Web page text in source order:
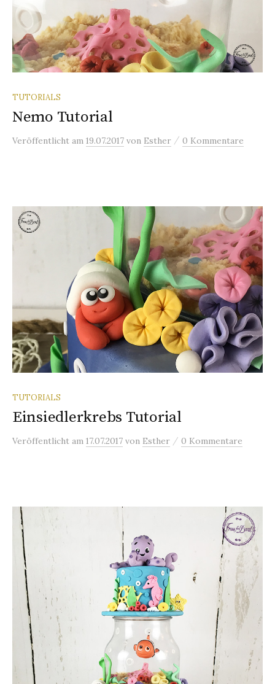
TUTORIALS
Nemo Tutorial
Veröffentlicht am 19.07.2017 von Esther / 0 Kommentare
TUTORIALS
Einsiedlerkrebs Tutorial
Veröffentlicht am 17.07.2017 von Esther / 0 Kommentare